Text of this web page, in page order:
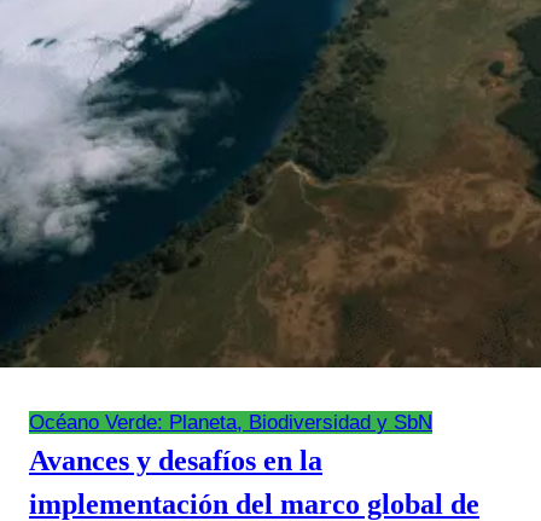
Océano Verde: Planeta, Biodiversidad y SbN
Avances y desafíos en la
implementación del marco global de